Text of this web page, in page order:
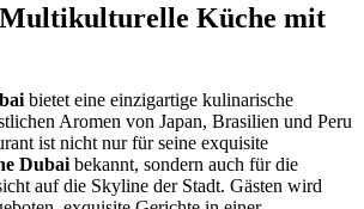
Multikulturelle Küche mit
bietet eine einzigartige kulinarische
Aromen von Japan, Brasilien und Peru
ist nicht nur für seine exquisite
Dubaibekannt, sondern auch für die
auf die Skyline der Stadt. Gästen wird